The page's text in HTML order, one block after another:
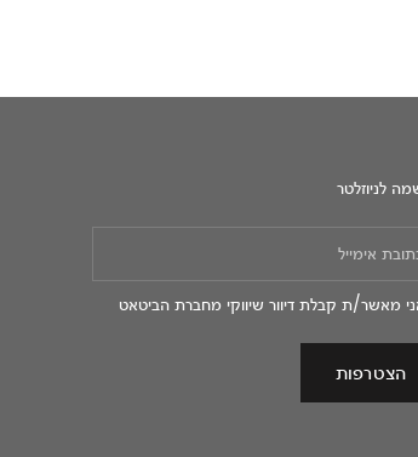
לניוזלטר
מאשר/ת קבלת דיוור שיווקי מחברת הביטאט
הצטרפות